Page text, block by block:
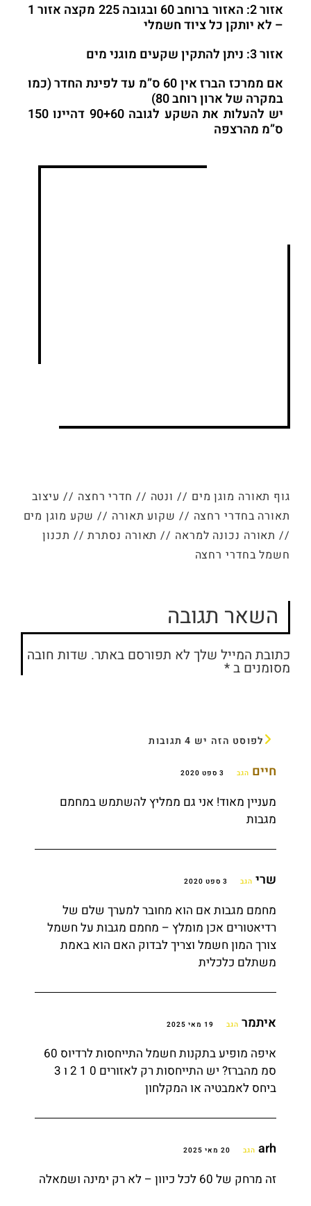
אזור 2: האזור ברוחב 60 ובגובה 225 מקצה אזור 1
– לא יותקן כל ציוד חשמלי
אזור3: ניתן להתקין שקעים מוגני מים
אם ממרכז הברז אין 60 ס”מ עד לפינת החדר (כמו
במקרה של ארון רוחב 80)
יש להעלות את השקע לגובה 90+60 דהיינו 150
ס”מ מהרצפה
גוף תאורה מוגן מים // ונטה // חדרי רחצה // עיצוב
תאורה בחדרי רחצה // שקוע תאורה // שקע מוגן מים
// תאורה נכונה למראה // תאורה נסתרת// תכנון
חשמל בחדרי רחצה
השאר תגובה
כתובת המייל שלך לא תפורסם באתר. שדות חובה
מסומנים ב *
לפוסט הזה יש 4 תגובות
חיים הגב 3 ספט 2020
מעניין מאוד! אני גם ממליץ להשתמש במחמם
מגבות
שרי הגב 3 ספט 2020
מחמם מגבות אם הוא מחובר למערך שלם של
רדיאטורים אכן מומלץ – מחמם מגבות על חשמל
צורך המון חשמל וצריך לבדוק האם הוא באמת
משתלם כלכלית
איתמר הגב 19 מאי 2025
איפה מופיע בתקנות חשמל התייחסות לרדיוס 60
סמ מהברז? יש התייחסות רק לאזורים 0 1 2 ו 3
ביחס לאמבטיה או המקלחון
arh הגב 20 מאי 2025
זה מרחק של 60 לכל כיוון – לא רק ימינה ושמאלה